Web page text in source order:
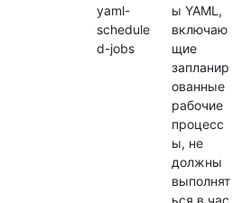
yaml-
schedule
d-jobs
ы YAML,
включаю
щие
запланир
ованные
рабочие
процесс
ы, не
должны
выполнят
ься в час